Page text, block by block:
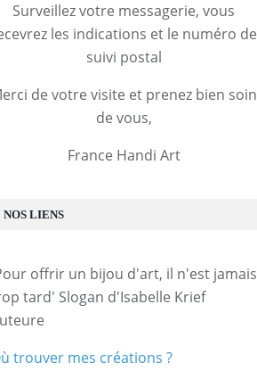
Surveillez votre messagerie, vous
les indications et le numéro de
suivi postal
de votre visite et prenez bien soin
de vous,
France Handi Art
NOS LIENS
offrir un bijou d'art, il n'est jamais
tard' Slogan d'Isabelle Krief
trouver mes créations ?